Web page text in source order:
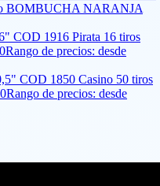
BOMBUCHA NARANJA
COD 1916 Pirata 16 tiros
Rango de precios: desde
COD 1850 Casino 50 tiros
Rango de precios: desde